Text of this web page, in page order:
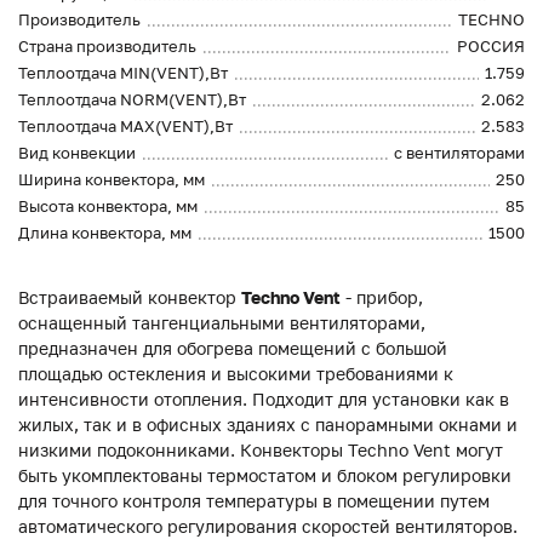
Производитель
TECHNO
Страна производитель
РОССИЯ
Теплоотдача MIN(VENT),Вт
1.759
Теплоотдача NORM(VENT),Вт
2.062
Теплоотдача MAX(VENT),Вт
2.583
Вид конвекции
с вентиляторами
Ширина конвектора, мм
250
Высота конвектора, мм
85
Длина конвектора, мм
1500
Встраиваемый конвектор Techno Vent - прибор,
оснащенный тангенциальными вентиляторами,
предназначен для обогрева помещений с большой
площадью остекления и высокими требованиями к
интенсивности отопления. Подходит для установки как в
жилых, так и в офисных зданиях с панорамными окнами и
низкими подоконниками. Конвекторы Techno Vent могут
быть укомплектованы термостатом и блоком регулировки
для точного контроля температуры в помещении путем
автоматического регулирования скоростей вентиляторов.